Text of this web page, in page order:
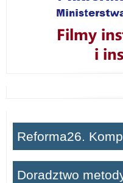
Reforma26.
Doradztwo